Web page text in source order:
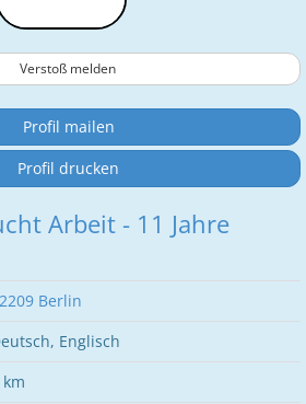
Verstoß melden
Profil mailen
Profil drucken
Arbeit - 11 Jahre
Berlin
Englisch